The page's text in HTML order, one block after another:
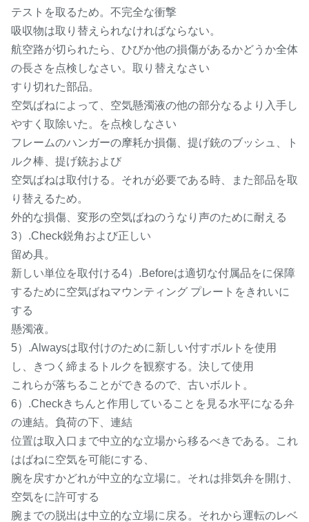
テストを取るため。不完全な衝撃
吸収物は取り替えられなければならない。
航空路が切られたら、ひびか他の損傷があるかどうか全体
の長さを点検しなさい。取り替えなさい
すり切れた部品。
空気ばねによって、空気懸濁液の他の部分なるより入手し
やすく取除いた。を点検しなさい
フレームのハンガーの摩耗か損傷、提げ銃のブッシュ、ト
ルク棒、提げ銃および
空気ばねは取付ける。それが必要である時、また部品を取
り替えるため。
外的な損傷、変形の空気ばねのうなり声のために耐える
3）.Check鋭角および正しい
留め具。
新しい単位を取付ける4）.Beforeは適切な付属品をに保障
するために空気ばねマウンティング プレートをきれいに
する
懸濁液。
5）.Alwaysは取付けのために新しい付すボルトを使用
し、きつく締まるトルクを観察する。決して使用
これらが落ちることができるので、古いボルト。
6）.Checkきちんと作用していることを見る水平になる弁
の連結。負荷の下、連結
位置は取入口まで中立的な立場から移るべきである。これ
はばねに空気を可能にする、
腕を戻すかどれが中立的な立場に。それは排気弁を開け、
空気をに許可する
腕までの脱出は中立的な立場に戻る。それから運転のレベ